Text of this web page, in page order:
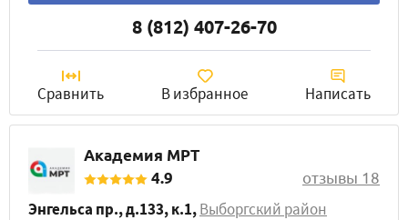
8 (812) 407-26-70
Сравнить В избранное Написать
Академия МРТ
4.9
отзывы 18
Энгельса пр., д.133, к.1,Выборгский район